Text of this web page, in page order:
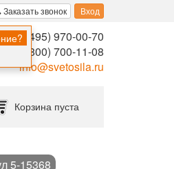
Заказать звонок Вход
8 (495) 970-00-70
8 (800) 700-11-08
info@svetosila.ru
Корзина пуста
5-15368